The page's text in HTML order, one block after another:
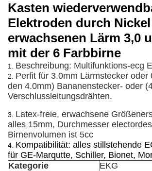
Kasten
Elektroden durch
erwachsenen Lärm 3,0
mit der 6 Farbbirne
1. Beschreibung: Multifunktions-ecg
2. Perfit für 3.0mm Lärmstecker oder
den 4.0mm) Bananenstecker- oder
Verschlussleitungsdrähten.
3. Latex-freie, erwachsene
alles 15mm, Durchmesser
Birnenvolumen ist 5cc
4. Kompatibilität: alles stillstehende
für GE-Marqutte, Schiller, Bionet,
Kategorie
EKG